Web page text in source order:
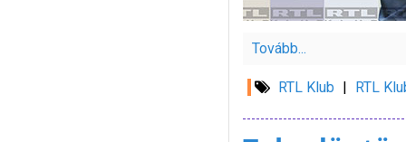
Tovább...
RTL Klub | RTL